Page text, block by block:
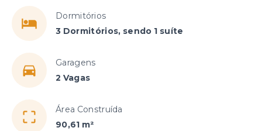
Dormitórios
3 Dormitórios, sendo 1 suíte
Garagens
2 Vagas
Área Construída
90,61 m²